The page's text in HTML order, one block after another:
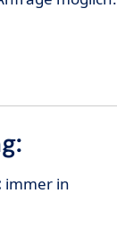
immer in